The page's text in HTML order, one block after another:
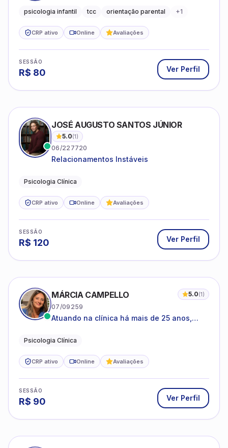
promovendo equilíbrio emocional e
psicologia infantil tcc orientação parental +1
CRP ativo Online Avaliações
SESSÃO
R$ 80 Ver Perfil
JOSÉ AUGUSTO SANTOS JÚNIOR
5.0(1)
06/227720
Relacionamentos Instáveis
Psicologia Clínica
CRP ativo Online Avaliações
SESSÃO
R$ 120 Ver Perfil
MÁRCIA CAMPELLO 5.0(1)
07/09259
Atuando na clínica há mais de 25 anos,
estruturas, com experiência em
Psicologia Clínica
CRP ativo Online Avaliações
SESSÃO
R$ 90 Ver Perfil